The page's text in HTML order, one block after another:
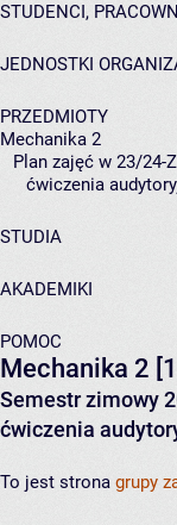
STUDENCI,
JEDNOSTKI
PRZEDMIOTY
Mechanika 2
Plan zajęć w 23/24-Z
ćwiczenia
STUDIA
AKADEMIKI
POMOC
Mechanika 2
Semestr zimowy
ćwiczenia
To jest strona grupy